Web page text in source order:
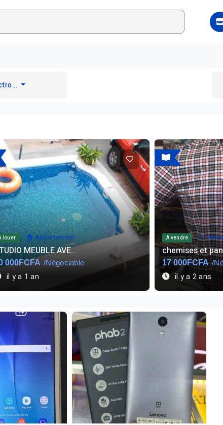
louer 🏠 Appartement
MEUBLE AVE...
000FCFA /Négociable
il y a 1 an
A vendre
A vendre 👕
chemises et
17 000FCFA/
il y a 2 ans